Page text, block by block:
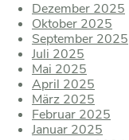
Dezember 2025
Oktober 2025
September 2025
Juli 2025
Mai 2025
April 2025
März 2025
Februar 2025
Januar 2025